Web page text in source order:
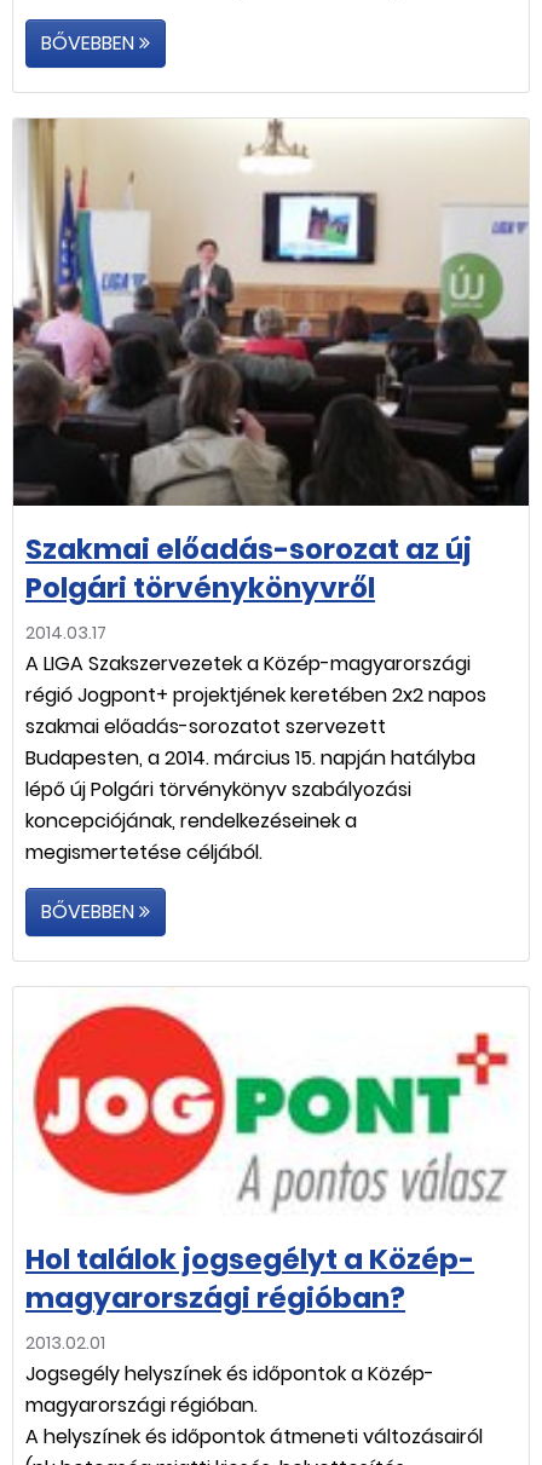
BŐVEBBEN
Szakmai előadás-sorozat az új
Polgári törvénykönyvről
2014.03.17
A LIGA Szakszervezetek a Közép-magyarországi
régió Jogpont+ projektjének keretében 2x2 napos
szakmai előadás-sorozatot szervezett
Budapesten, a 2014. március 15. napján hatályba
lépő új Polgári törvénykönyv szabályozási
koncepciójának, rendelkezéseinek a
megismertetése céljából.
BŐVEBBEN
Hol találok jogsegélyt a Közép-
magyarországi régióban?
2013.02.01
Jogsegély helyszínek és időpontok a Közép-
magyarországi régióban.
A helyszínek és időpontok átmeneti változásairól